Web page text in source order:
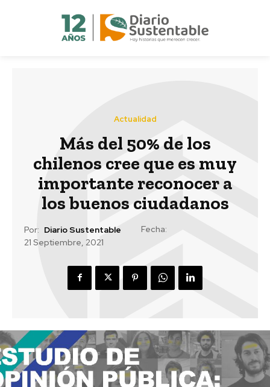
Actualidad
Más del 50% de los
chilenos cree que es muy
importante reconocer a
los buenos ciudadanos
Por: Diario Sustentable
Fecha:
21 Septiembre, 2021